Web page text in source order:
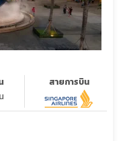
สายการบิน